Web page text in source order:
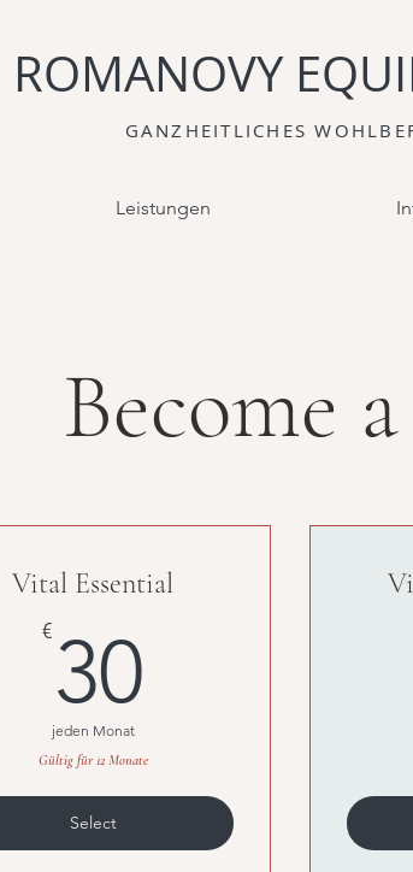
ROMANOVY
GANZHEITLICHES
Leistungen
Become
Vital Essential
€ 30
jeden Monat
Gültig für 12 Monate
Select